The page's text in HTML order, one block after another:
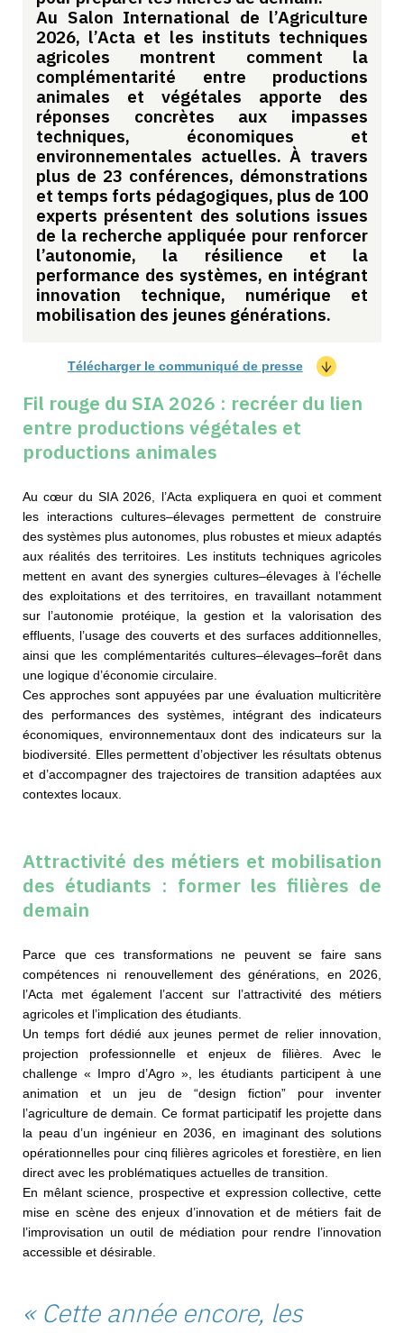
Au Salon International de l’Agriculture
2026, l’Acta et les instituts techniques
agricoles montrent comment la
complémentarité entre productions
animales et végétales apporte des
réponses concrètes aux impasses
techniques, économiques et
environnementales actuelles. À travers
plus de 23 conférences, démonstrations
et temps forts pédagogiques, plus de 100
experts présentent des solutions issues
de la recherche appliquée pour renforcer
l’autonomie, la résilience et la
performance des systèmes, en intégrant
innovation technique, numérique et
mobilisation des jeunes générations.
Télécharger le communiqué de presse
Fil rouge du SIA 2026 : recréer du lien
entre productions végétales et
productions animales
Au cœur du SIA 2026, l’Acta expliquera en quoi et comment
les interactions cultures–élevages permettent de construire
des systèmes plus autonomes, plus robustes et mieux adaptés
aux réalités des territoires. Les instituts techniques agricoles
mettent en avant des synergies cultures–élevages à l’échelle
des exploitations et des territoires, en travaillant notamment
sur l’autonomie protéique, la gestion et la valorisation des
effluents, l’usage des couverts et des surfaces additionnelles,
ainsi que les complémentarités cultures–élevages–forêt dans
une logique d’économie circulaire.
Ces approches sont appuyées par une évaluation multicritère
des performances des systèmes, intégrant des indicateurs
économiques, environnementaux dont des indicateurs sur la
biodiversité. Elles permettent d’objectiver les résultats obtenus
et d’accompagner des trajectoires de transition adaptées aux
contextes locaux.
Attractivité des métiers et mobilisation
des étudiants : former les filières de
demain
Parce que ces transformations ne peuvent se faire sans
compétences ni renouvellement des générations, en 2026,
l’Acta met également l’accent sur l’attractivité des métiers
agricoles et l’implication des étudiants.
Un temps fort dédié aux jeunes permet de relier innovation,
projection professionnelle et enjeux de filières. Avec le
challenge « Impro d’Agro », les étudiants participent à une
animation et un jeu de “design fiction” pour inventer
l’agriculture de demain. Ce format participatif les projette dans
la peau d’un ingénieur en 2036, en imaginant des solutions
opérationnelles pour cinq filières agricoles et forestière, en lien
direct avec les problématiques actuelles de transition.
En mêlant science, prospective et expression collective, cette
mise en scène des enjeux d’innovation et de métiers fait de
l’improvisation un outil de médiation pour rendre l’innovation
accessible et désirable.
« Cette année encore, les